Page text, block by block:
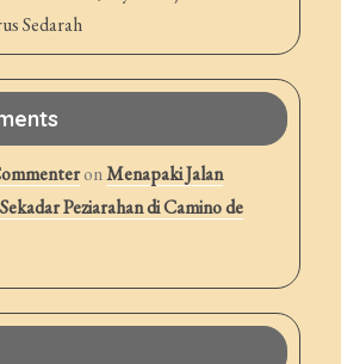
Sedarah
onMenapaki Jalan
Peziarahan di Camino de